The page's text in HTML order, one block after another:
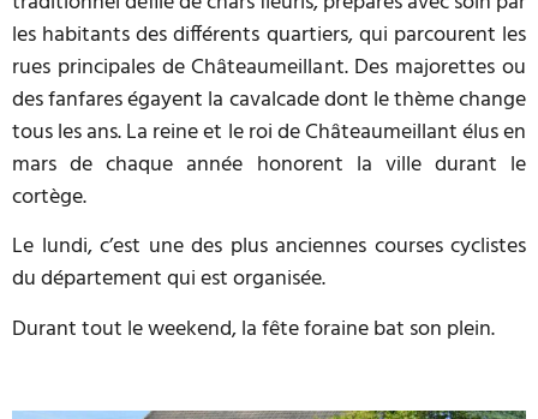
les habitants des différents quartiers, qui parcourent les
rues principales de Châteaumeillant. Des majorettes ou
des fanfares égayent la cavalcade dont le thème change
tous les ans. La reine et le roi de Châteaumeillant élus en
mars de chaque année honorent la ville durant le
cortège.
Le lundi, c’est une des plus anciennes courses cyclistes
du département qui est organisée.
Durant tout le weekend, la fête foraine bat son plein.